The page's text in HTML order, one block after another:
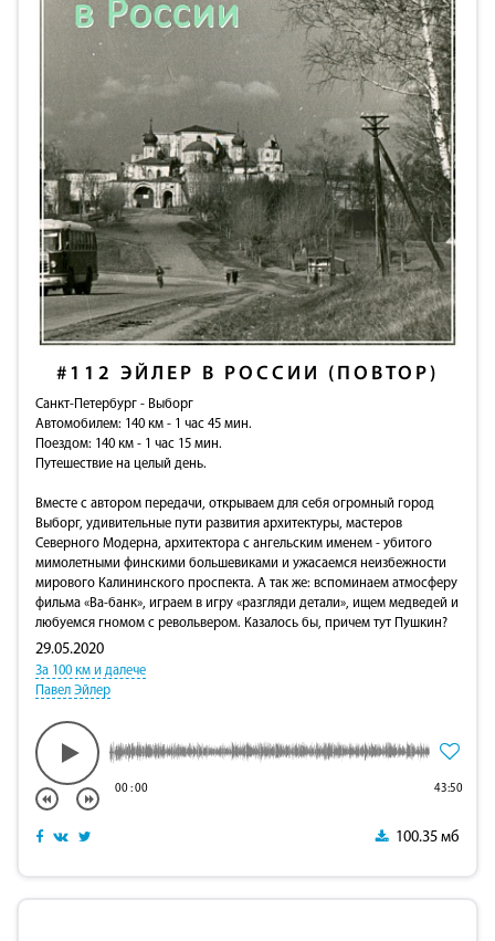
#112 ЭЙЛЕР В РОССИИ (ПОВТОР)
Санкт-Петербург - Выборг
Автомобилем: 140 км - 1 час 45 мин.
Поездом: 140 км - 1 час 15 мин.
Путешествие на целый день.
Вместе с автором передачи, открываем для себя огромный город
Выборг, удивительные пути развития архитектуры, мастеров
Северного Модерна, архитектора с ангельским именем - убитого
мимолетными финскими большевиками и ужасаемся неизбежности
мирового Калининского проспекта. А так же: вспоминаем атмосферу
фильма «Ва-банк», играем в игру «разгляди детали», ищем медведей и
любуемся гномом с револьвером. Казалось бы, причем тут Пушкин?
29.05.2020
За 100 км и далече
Павел Эйлер
00:00 43:50
100.35 мб